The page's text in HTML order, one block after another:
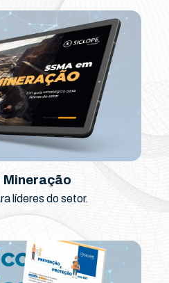
Mineração
líderes do setor.